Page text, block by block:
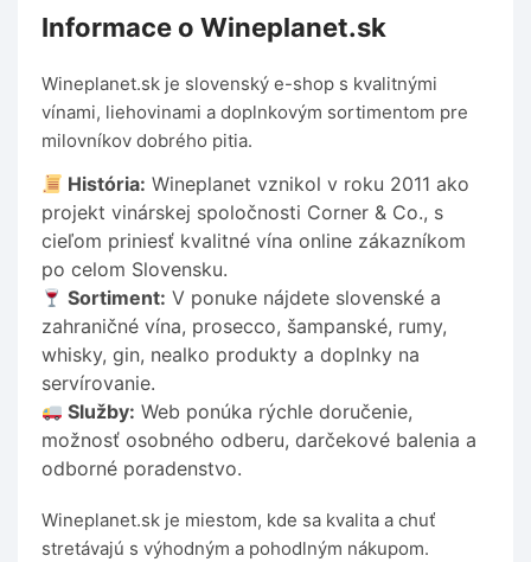
Informace o Wineplanet.sk
Wineplanet.sk je slovenský e-shop s kvalitnými
vínami, liehovinami a doplnkovým sortimentom pre
milovníkov dobrého pitia.
História: Wineplanet vznikol v roku 2011 ako
projekt vinárskej spoločnosti Corner & Co., s
cieľom priniesť kvalitné vína online zákazníkom
po celom Slovensku.
Sortiment: V ponuke nájdete slovenské a
zahraničné vína, prosecco, šampanské, rumy,
whisky, gin, nealko produkty a doplnky na
servírovanie.
Služby: Web ponúka rýchle doručenie,
možnosť osobného odberu, darčekové balenia a
odborné poradenstvo.
Wineplanet.sk je miestom, kde sa kvalita a chuť
stretávajú s výhodným a pohodlným nákupom.